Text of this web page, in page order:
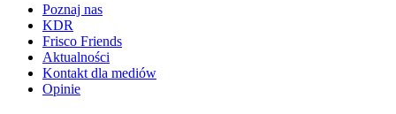
Poznaj nas
KDR
Frisco Friends
Aktualności
Kontakt dla mediów
Opinie